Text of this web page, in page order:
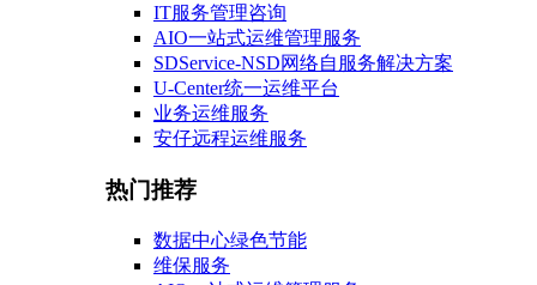
IT服务管理咨询
AIO一站式运维管理服务
SDService-NSD网络自服务解决方案
U-Center统一运维平台
业务运维服务
安仔远程运维服务
热门推荐
数据中心绿色节能
维保服务